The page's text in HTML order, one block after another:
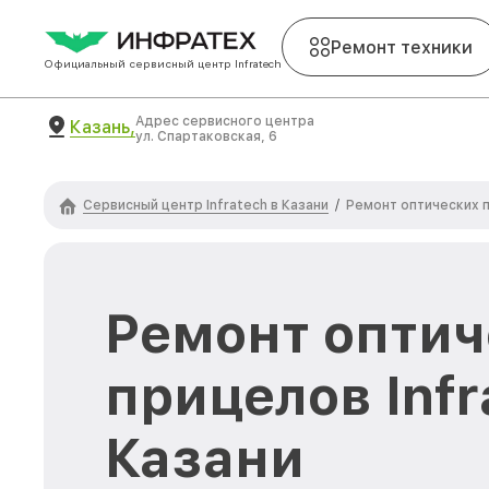
Официальный сервисный центр Infratech
Ремонт техники
Казань,Адрес сервисного центра
ул. Спартаковская, 6
Сервисный центр Infratech в Казани / Ремонт оптических
Ремонт
прицелов
Казани